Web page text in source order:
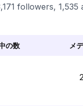
followers,
の数 メ